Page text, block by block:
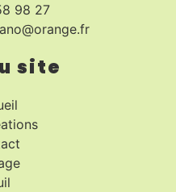
98 27
site